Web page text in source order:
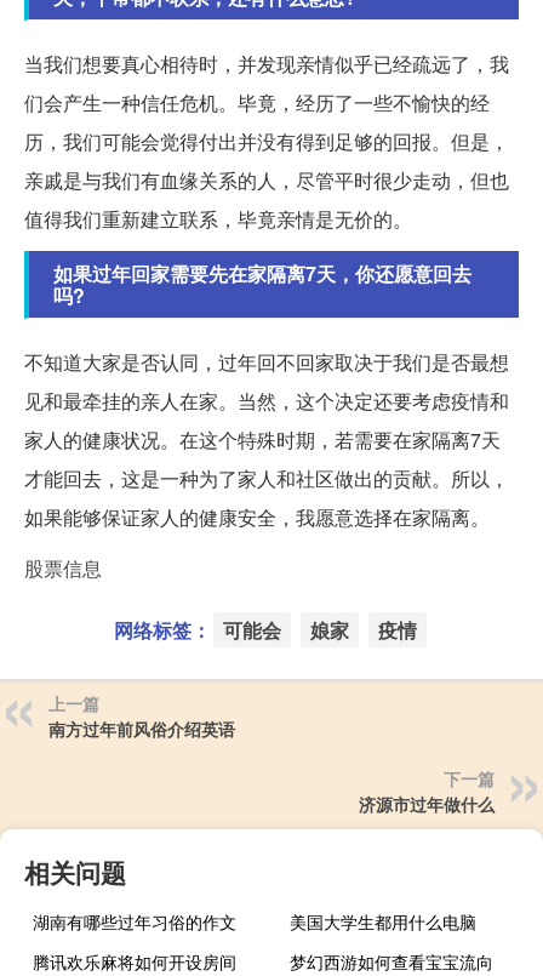
当我们想要真心相待时，并发现亲情似乎已经疏远了，我
们会产生一种信任危机。毕竟，经历了一些不愉快的经
历，我们可能会觉得付出并没有得到足够的回报。但是，
亲戚是与我们有血缘关系的人，尽管平时很少走动，但也
值得我们重新建立联系，毕竟亲情是无价的。
如果过年回家需要先在家隔离7天，你还愿意回去
吗?
不知道大家是否认同，过年回不回家取决于我们是否最想
见和最牵挂的亲人在家。当然，这个决定还要考虑疫情和
家人的健康状况。在这个特殊时期，若需要在家隔离7天
才能回去，这是一种为了家人和社区做出的贡献。所以，
如果能够保证家人的健康安全，我愿意选择在家隔离。
股票信息
网络标签： 可能会 娘家 疫情
上一篇
南方过年前风俗介绍英语
下一篇
济源市过年做什么
相关问题
湖南有哪些过年习俗的作文
美国大学生都用什么电脑
腾讯欢乐麻将如何开设房间
梦幻西游如何查看宝宝流向